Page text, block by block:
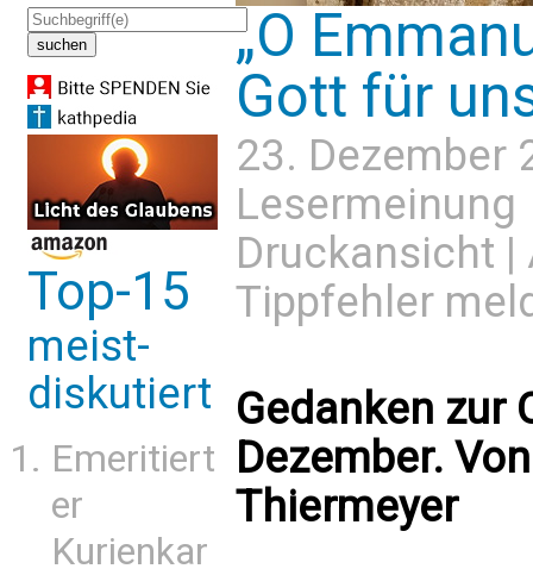
Top-15
meist-
diskutiert
Emeritiert
er
Kurienkar
„O
Gott für
23. Dezember
Lesermeinung
Druckansicht |
Tippfehler
Gedanken zur
Dezember.
Thiermeyer